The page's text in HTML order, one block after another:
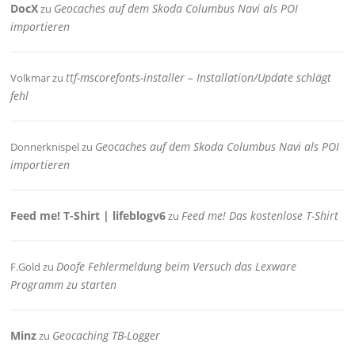
DocXzu Geocaches auf dem Skoda Columbus Navi als POI
importieren
Volkmarzuttf-mscorefonts-installer – Installation/Update schlägt
fehl
Donnerknispelzu Geocaches auf dem Skoda Columbus Navi als POI
importieren
Feed me! T-Shirt | lifeblogv6zuFeed me! Das kostenlose T-Shirt
F.Gold zuDoofe Fehlermeldung beim Versuch das Lexware
Programm zu starten
Minzzu Geocaching TB-Logger